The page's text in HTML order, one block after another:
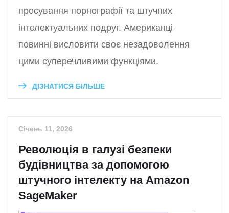
просування порнографії та штучних
інтелектуальних подруг. Американці
повинні висловити своє незадоволення
цими суперечливими функціями.
ДІЗНАТИСЯ БІЛЬШЕ
Січень 11, 2026
Революція в галузі безпеки
будівництва за допомогою
штучного інтелекту на Amazon
SageMaker